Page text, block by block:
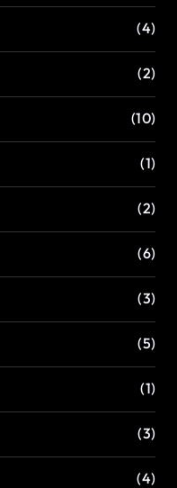
(4)
(2)
(10)
(1)
(2)
(6)
(3)
(5)
(1)
(3)
(4)